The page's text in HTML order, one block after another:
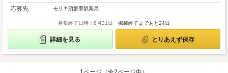
応募先
モリキ須坂墨坂薬局
募集終了日時：8月31日 掲載終了まであと24日
詳細を見る とりあえず保存